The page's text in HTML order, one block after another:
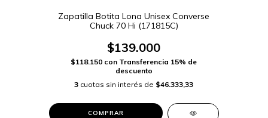
Zapatilla Botita Lona Unisex Converse
Chuck 70 Hi (171815C)
$139.000
$118.150 con Transferencia 15% de
descuento
3 cuotas sin interés de $46.333,33
COMPRAR